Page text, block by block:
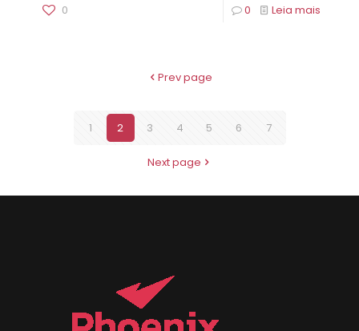
0 0 Leia mais
Prev page
1 2 3 4 5 6 7
Next page